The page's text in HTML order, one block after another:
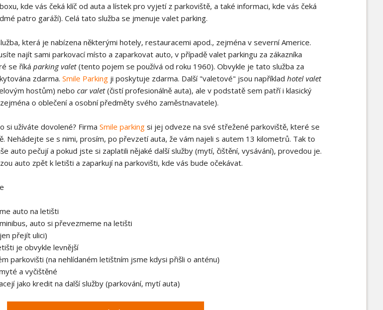
kde vás čeká klíč od auta a lístek pro vyjetí z parkoviště, a také informaci, kde vás čeká
patro garáží). Celá tato služba se jmenuje valet parking.
která je nabízena některými hotely, restauracemi apod., zejména v severní Americe.
najít sami parkovací místo a zaparkovat auto, v případě valet parkingu za zákazníka
se říká parking valet(tento pojem se používá od roku 1960). Obvykle je tato služba za
zdarma. Smile Parkingji poskytuje zdarma. Další "valetové" jsou například hotel valet
hostům) nebo car valet(čistí profesionálně auta), ale v podstatě sem patří i klasický
o oblečení a osobní předměty svého zaměstnavatele).
si užíváte dovolené? Firma Smile parkingsi jej odveze na své střežené parkoviště, které se
Nehádejte se s nimi, prosím, po převzetí auta, že vám najeli s autem 13 kilometrů. Tak to
auto pečují a pokud jste si zaplatili nějaké další služby (mytí, čištění, vysávání), provedou je.
auto zpět k letišti a zaparkují na parkovišti, kde vás bude očekávat.
auto na letišti
auto si převezmeme na letišti
přejít ulici)
je obvykle levnější
parkovišti (na nehlídaném letištním jsme kdysi přišli o anténu)
a vyčištěné
jako kredit na další služby (parkování, mytí auta)